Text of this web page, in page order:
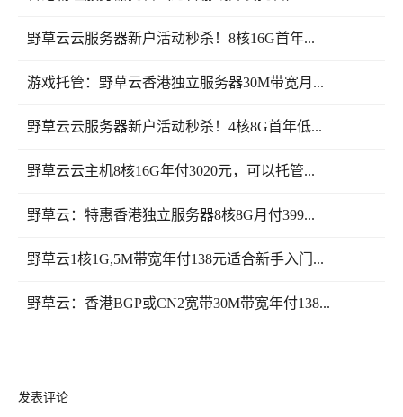
野草云云服务器新户活动秒杀！8核16G首年...
游戏托管：野草云香港独立服务器30M带宽月...
野草云云服务器新户活动秒杀！4核8G首年低...
野草云云主机8核16G年付3020元，可以托管...
野草云：特惠香港独立服务器8核8G月付399...
野草云1核1G,5M带宽年付138元适合新手入门...
野草云：香港BGP或CN2宽带30M带宽年付138...
发表评论